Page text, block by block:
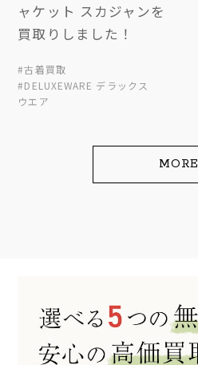
ャケット スカジャンを
買取りしました！
#古着買取
#DELUXEWARE デラックス
ウエア
MORE